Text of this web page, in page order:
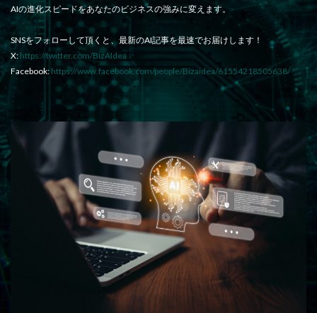
AIの進化スピードをあなたのビジネスの強みに変えます。
SNSをフォローして頂くと、最新のAI記事を最速でお届けします！
X: https://twitter.com/BizAIdea
Facebook: https://www.facebook.com/people/Bizaidea/61554218505638/